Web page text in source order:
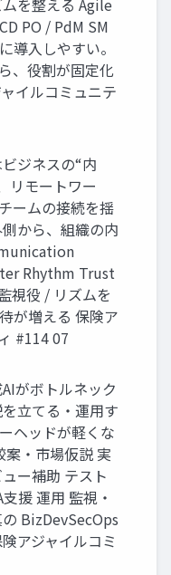
を整える Agile
PO / PdM SM
導入しやすい。
、役割が固定化
イルコミュニテ
ジネスの“内
リモートワー
ームの接続を揺
から、組織の内
Rhythm Trust
視役 / リズムを
が増える 保険ア
#114 07
がボトルネック
立てる・運用す
ヘッドが軽くな
案・市場仮説 実
ー補助 テスト
援 運用 監視・
BizDevSecOps
アジャイルコミ